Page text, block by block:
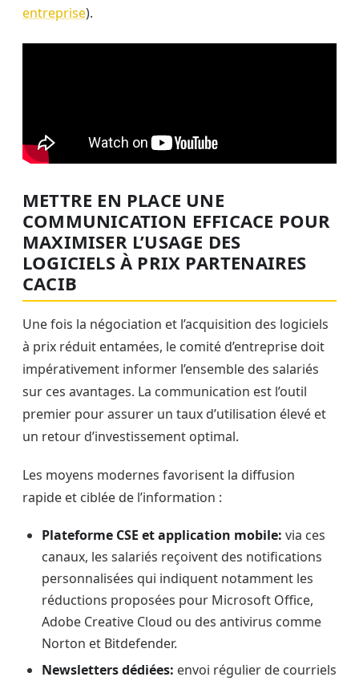
entreprise).
METTRE EN PLACE UNE
COMMUNICATION EFFICACE POUR
MAXIMISER L’USAGE DES
LOGICIELS À PRIX PARTENAIRES
CACIB
Une fois la négociation et l’acquisition des logiciels
à prix réduit entamées, le comité d’entreprise doit
impérativement informer l’ensemble des salariés
sur ces avantages. La communication est l’outil
premier pour assurer un taux d’utilisation élevé et
un retour d’investissement optimal.
Les moyens modernes favorisent la diffusion
rapide et ciblée de l’information :
Plateforme CSE et application mobile: via ces
canaux, les salariés reçoivent des notifications
personnalisées qui indiquent notamment les
réductions proposées pour Microsoft Office,
Adobe Creative Cloud ou des antivirus comme
Norton et Bitdefender.
Newsletters dédiées: envoi régulier de courriels